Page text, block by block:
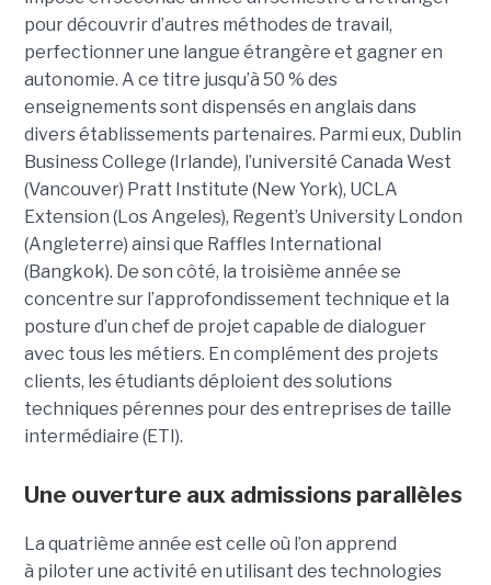
pour découvrir d’autres méthodes de travail,
perfectionner une langue étrangère et gagner en
autonomie. A ce titre jusqu’à 50 % des
enseignements sont dispensés en anglais dans
divers établissements partenaires. Parmi eux, Dublin
Business College (Irlande), l’université Canada West
(Vancouver) Pratt Institute (New York), UCLA
Extension (Los Angeles), Regent’s University London
(Angleterre) ainsi que Raffles International
(Bangkok). De son côté, la troisième année se
concentre sur l’approfondissement technique et la
posture d’un chef de projet capable de dialoguer
avec tous les métiers. En complément des projets
clients, les étudiants déploient des solutions
techniques pérennes pour des entreprises de taille
intermédiaire (ETI).
Une ouverture aux admissions parallèles
La quatrième année est celle où l’on apprend
à piloter une activité en utilisant des technologies